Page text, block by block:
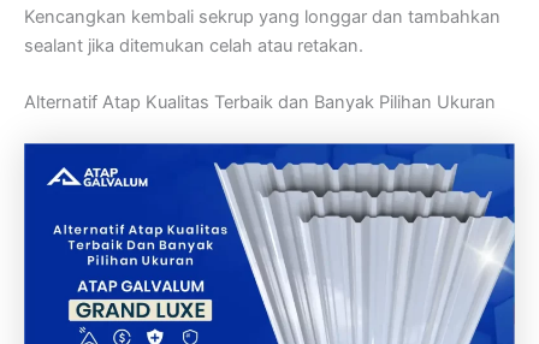
Kencangkan kembali sekrup yang longgar dan tambahkan
sealant jika ditemukan celah atau retakan.
Alternatif Atap Kualitas Terbaik dan Banyak Pilihan Ukuran